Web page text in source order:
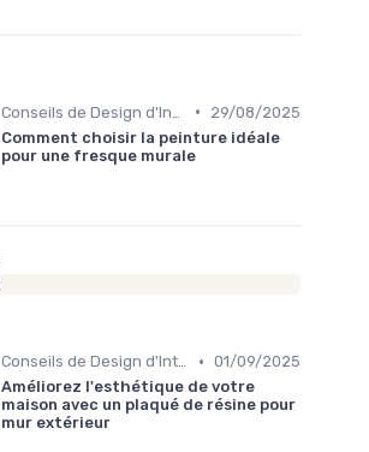
•
29/08/2025
Comment choisir la peinture idéale
pour une fresque murale
Conseils de Design d'Intérieur • 01/09/2025
Améliorez l'esthétique de votre
maison avec un plaqué de résine pour
mur extérieur